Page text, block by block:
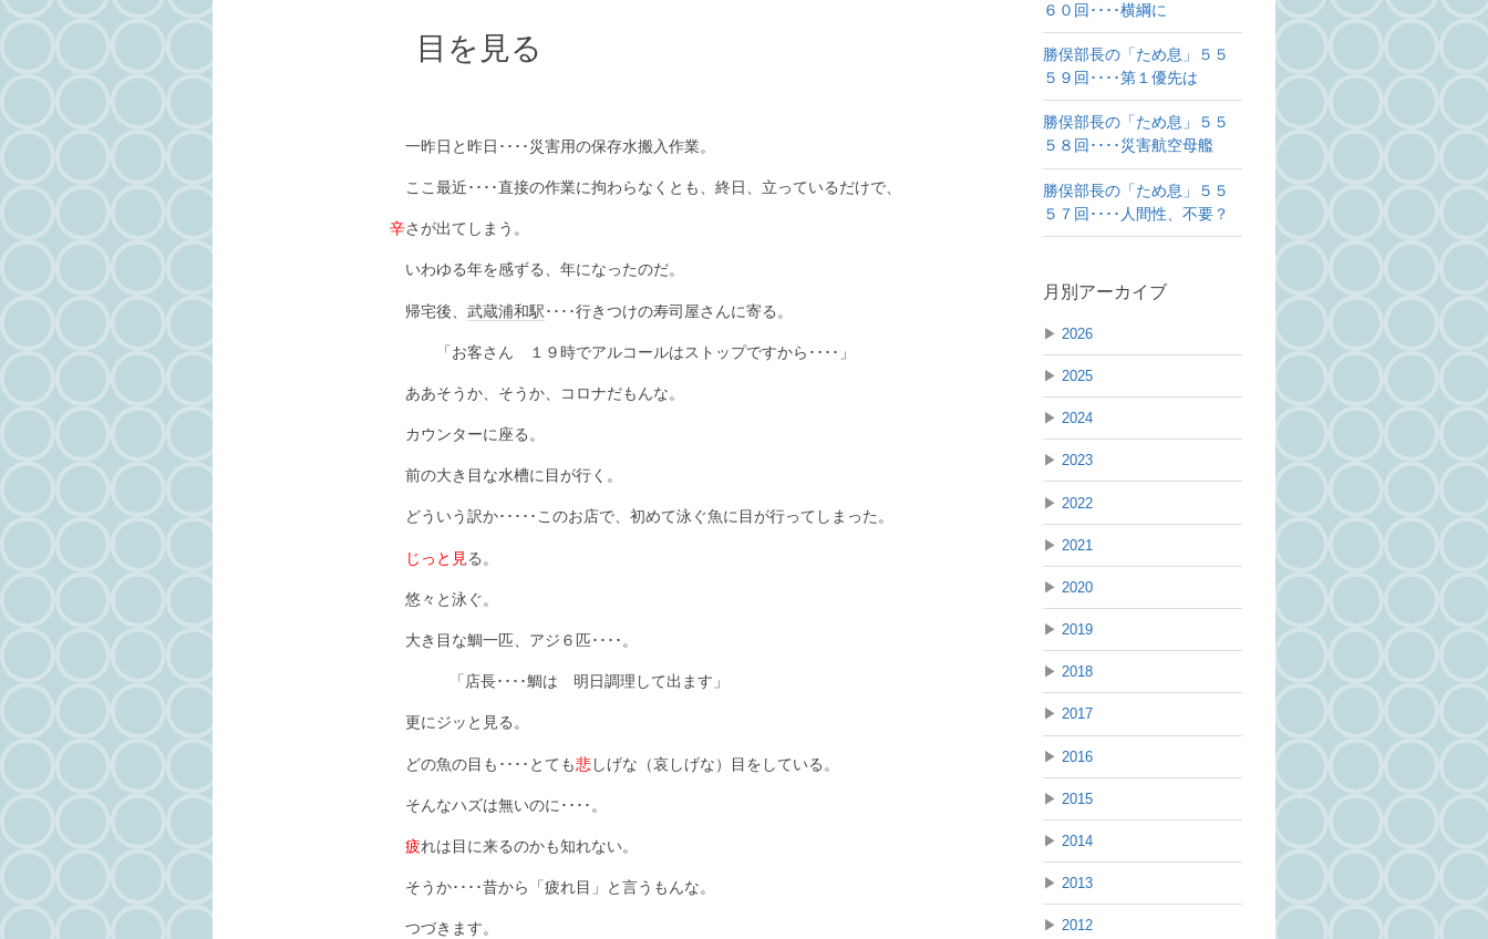
目を見る
一昨日と昨日････災害用の保存水搬入作業。
ここ最近････直接の作業に拘わらなくとも、終日、立っているだけで、
辛さが出てしまう。
いわゆる年を感ずる、年になったのだ。
帰宅後、 武蔵浦和駅････行きつけの寿司屋さんに寄る。
「お客さん １９時でアルコールはストップですから････」
ああそうか、そうか、コロナだもんな。
カウンターに座る。
前の大き目な水槽に目が行く。
どういう訳か･････このお店で、初めて泳ぐ魚に目が行ってしまった。
じっと見る。
悠々と泳ぐ。
大き目な鯛一匹、アジ６匹････。
「店長････鯛は 明日調理して出ます」
更にジッと見る。
どの魚の目も････とても悲しげな（哀しげな）目をしている。
そんなハズは無いのに････。
疲れは目に来るのかも知れない。
そうか････昔から「疲れ目」と言うもんな。
つづきます。
６０回････横綱に
勝俣部長の「ため息」５５
５９回････第１優先は
勝俣部長の「ため息」５５
５８回････災害航空母艦
勝俣部長の「ため息」５５
５７回････人間性、不要？
月別アーカイブ
▶ 2026
▶ 2025
▶ 2024
▶ 2023
▶ 2022
▶ 2021
▶ 2020
▶ 2019
▶ 2018
▶ 2017
▶ 2016
▶ 2015
▶ 2014
▶ 2013
▶ 2012